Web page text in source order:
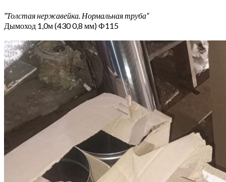
“Толстая нержавейка. Нормальная труба”
Дымоход 1,0м (430 0,8 мм) Ф115